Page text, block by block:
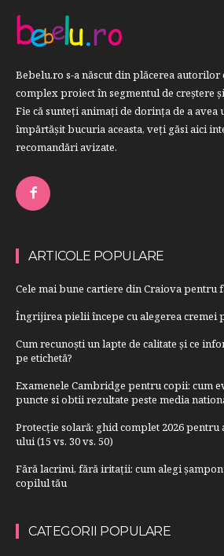
Bebelu.ro s-a născut din plăcerea autorilor
complex proiect în segmentul de creştere
Fie că sunteţi animaţi de dorinţa de a avea
împărtăşit bucuria aceasta, veți găsi aici
recomandări avizate.
ARTICOLE POPULARE
Cele mai bune cartiere din Craiova pentru
Îngrijirea pielii începe cu alegerea cremei
Cum recunoști un lapte de calitate și ce
pe etichetă?
Examenele Cambridge pentru copii: cum
puncte si obtii rezultate peste media
Protecție solară: ghid complet 2026 pentru
ului (15 vs. 30 vs. 50)
Fără lacrimi, fără iritații: cum alegi
copilul tău
CATEGORII POPULARE